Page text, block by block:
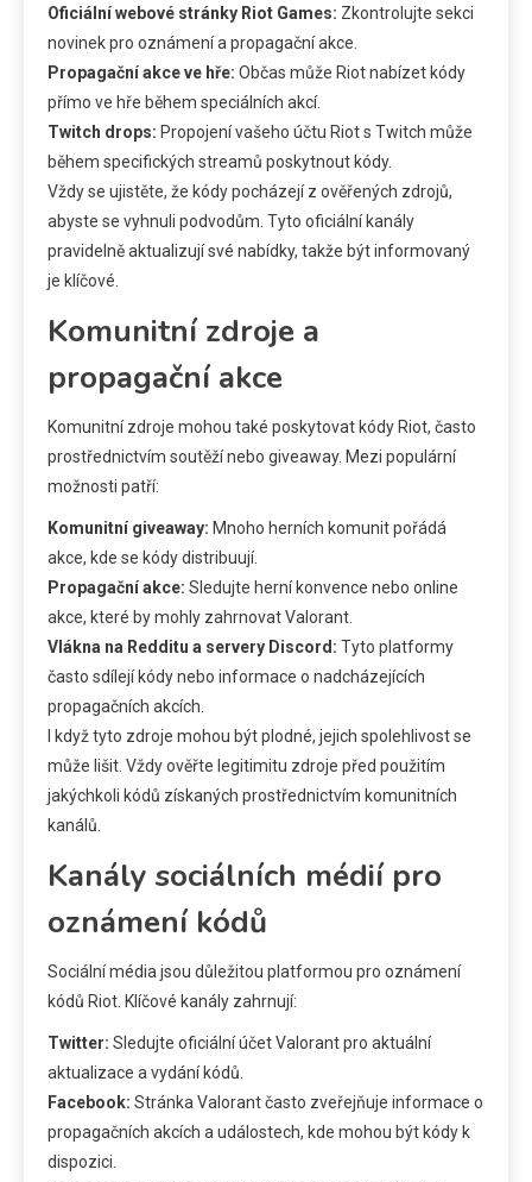
Oficiální webové stránky Riot Games: Zkontrolujte sekci
novinek pro oznámení a propagační akce.
Propagační akce ve hře: Občas může Riot nabízet kódy
přímo ve hře během speciálních akcí.
Twitch drops: Propojení vašeho účtu Riot s Twitch může
během specifických streamů poskytnout kódy.
Vždy se ujistěte, že kódy pocházejí z ověřených zdrojů,
abyste se vyhnuli podvodům. Tyto oficiální kanály
pravidelně aktualizují své nabídky, takže být informovaný
je klíčové.
Komunitní zdroje a
propagační akce
Komunitní zdroje mohou také poskytovat kódy Riot, často
prostřednictvím soutěží nebo giveaway. Mezi populární
možnosti patří:
Komunitní giveaway: Mnoho herních komunit pořádá
akce, kde se kódy distribuují.
Propagační akce: Sledujte herní konvence nebo online
akce, které by mohly zahrnovat Valorant.
Vlákna na Redditu a servery Discord: Tyto platformy
často sdílejí kódy nebo informace o nadcházejících
propagačních akcích.
I když tyto zdroje mohou být plodné, jejich spolehlivost se
může lišit. Vždy ověřte legitimitu zdroje před použitím
jakýchkoli kódů získaných prostřednictvím komunitních
kanálů.
Kanály sociálních médií pro
oznámení kódů
Sociální média jsou důležitou platformou pro oznámení
kódů Riot. Klíčové kanály zahrnují:
Twitter: Sledujte oficiální účet Valorant pro aktuální
aktualizace a vydání kódů.
Facebook: Stránka Valorant často zveřejňuje informace o
propagačních akcích a událostech, kde mohou být kódy k
dispozici.